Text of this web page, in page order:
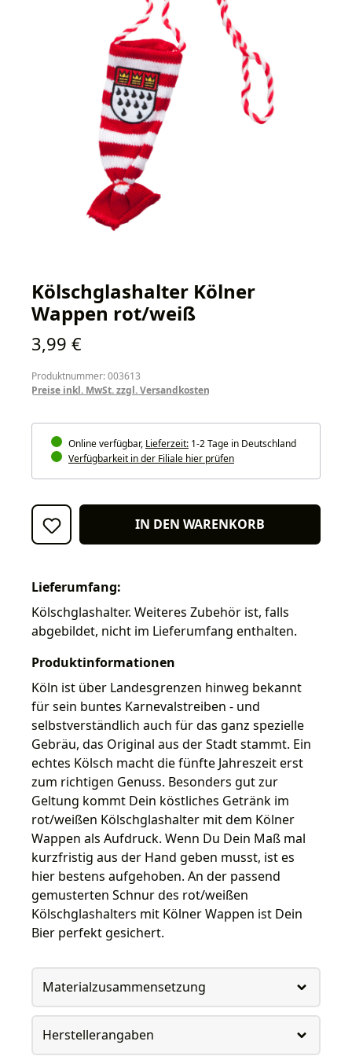
Kölschglashalter Kölner
Wappen rot/weiß
Regulärer Preis:
3,99 €
Produktnummer: 003613
Preise inkl. MwSt. zzgl. Versandkosten
Online verfügbar, Lieferzeit: 1-2 Tage in Deutschland
Verfügbarkeit in der Filiale hier prüfen
IN DEN WARENKORB
Lieferumfang:
Kölschglashalter. Weiteres Zubehör ist, falls
abgebildet, nicht im Lieferumfang enthalten.
Produktinformationen
Köln ist über Landesgrenzen hinweg bekannt
für sein buntes Karnevalstreiben - und
selbstverständlich auch für das ganz spezielle
Gebräu, das Original aus der Stadt stammt. Ein
echtes Kölsch macht die fünfte Jahreszeit erst
zum richtigen Genuss. Besonders gut zur
Geltung kommt Dein köstliches Getränk im
rot/weißen Kölschglashalter mit dem Kölner
Wappen als Aufdruck. Wenn Du Dein Maß mal
kurzfristig aus der Hand geben musst, ist es
hier bestens aufgehoben. An der passend
gemusterten Schnur des rot/weißen
Kölschglashalters mit Kölner Wappen ist Dein
Bier perfekt gesichert.
Materialzusammensetzung
Herstellerangaben